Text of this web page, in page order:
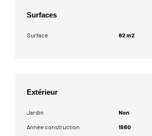
Surfaces
Surface 82 m2
Extérieur
Jardin Non
Année construction 1960